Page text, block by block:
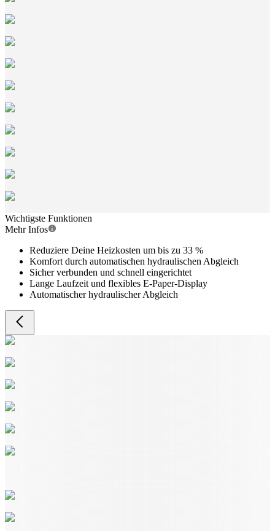
Wichtigste Funktionen
Mehr Infos
Reduziere Deine Heizkosten um bis zu 33 %
Komfort durch automatischen hydraulischen Abgleich
Sicher verbunden und schnell eingerichtet
Lange Laufzeit und flexibles E-Paper-Display
Automatischer hydraulischer Abgleich